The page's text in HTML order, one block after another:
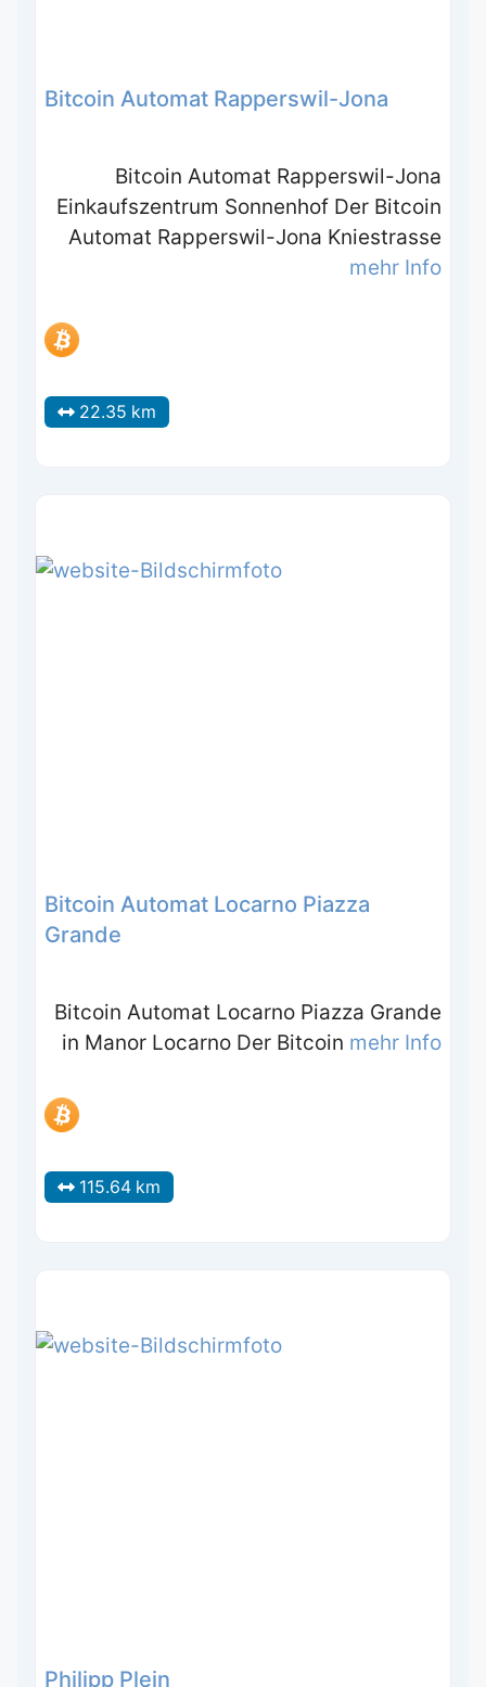
Bitcoin Automat Rapperswil-Jona
Bitcoin Automat Rapperswil-Jona
Einkaufszentrum Sonnenhof Der Bitcoin
Automat Rapperswil-Jona Kniestrasse
mehr Info
22.35 km
Bitcoin Automat Locarno Piazza
Grande
Bitcoin Automat Locarno Piazza Grande
in Manor Locarno Der Bitcoin mehr Info
115.64 km
Philipp Plein